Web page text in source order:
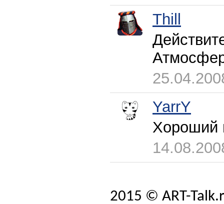
Thill
YarrY
Хороший
2015 © ART-